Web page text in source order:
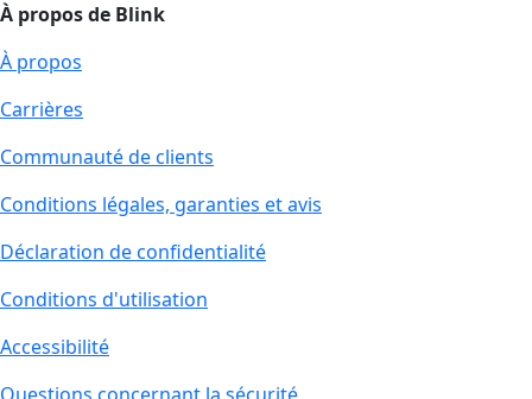
À propos de Blink
À propos
Carrières
Communauté de clients
Conditions légales, garanties et avis
Déclaration de confidentialité
Conditions d'utilisation
Accessibilité